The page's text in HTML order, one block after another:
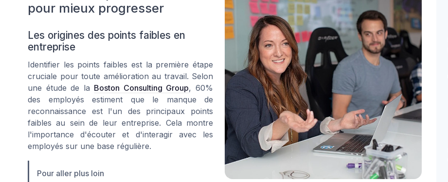
pour mieux progresser
Les origines des points faibles en
entreprise
Identifier les points faibles est la première étape
cruciale pour toute amélioration au travail. Selon
une étude de la Boston Consulting Group, 60%
des employés estiment que le manque de
reconnaissance est l'un des principaux points
faibles au sein de leur entreprise. Cela montre
l'importance d'écouter et d'interagir avec les
employés sur une base régulière.
Pour aller plus loin